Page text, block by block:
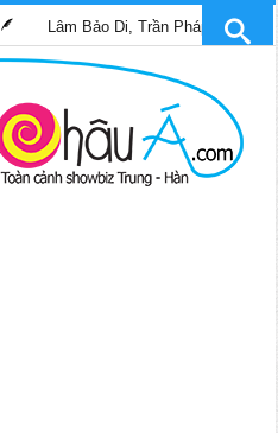
Lâm Bảo Di, Trần Pháp Dung tái ngộ